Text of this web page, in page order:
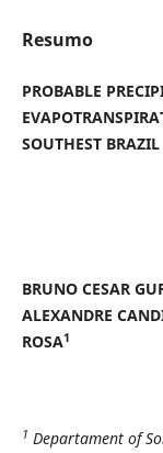
Resumo
PROBABLE
SOUTHEST BRAZIL
BRUNO CESAR
ALEXANDRE
ROSA1
1 Departament of